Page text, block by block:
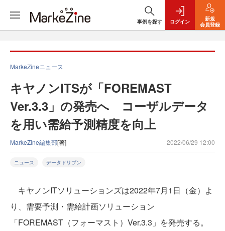
事例を探す ログイン
新規
会員登録
MarkeZineニュース
キヤノンITSが「FOREMAST
Ver.3.3」の発売へ コーザルデータ
を用い需給予測精度を向上
MarkeZine編集部[著] 2022/06/29 12:00
ニュース データドリブン
キヤノンITソリューションズは2022年7月1日（金）よ
り、需要予測・需給計画ソリューション
「FOREMAST（フォーマスト）Ver.3.3」を発売する。